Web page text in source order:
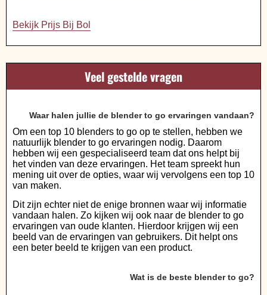
Bekijk Prijs Bij Bol
Veel gestelde vragen
Waar halen jullie de blender to go ervaringen vandaan?
Om een top 10 blenders to go op te stellen, hebben we
natuurlijk blender to go ervaringen nodig. Daarom
hebben wij een gespecialiseerd team dat ons helpt bij
het vinden van deze ervaringen. Het team spreekt hun
mening uit over de opties, waar wij vervolgens een top 10
van maken.
Dit zijn echter niet de enige bronnen waar wij informatie
vandaan halen. Zo kijken wij ook naar de blender to go
ervaringen van oude klanten. Hierdoor krijgen wij een
beeld van de ervaringen van gebruikers. Dit helpt ons
een beter beeld te krijgen van een product.
Wat is de beste blender to go?